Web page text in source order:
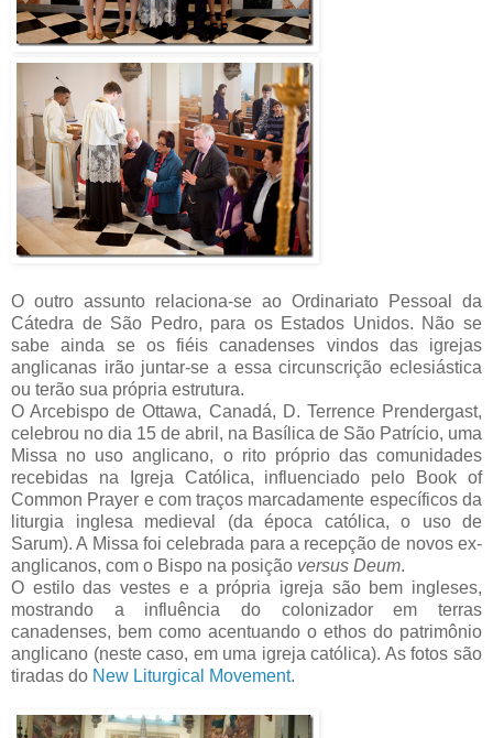
O outro assunto relaciona-se ao Ordinariato Pessoal da
Cátedra de São Pedro, para os Estados Unidos. Não se
sabe ainda se os fiéis canadenses vindos das igrejas
anglicanas irão juntar-se a essa circunscrição eclesiástica
ou terão sua própria estrutura.
O Arcebispo de Ottawa, Canadá, D. Terrence Prendergast,
celebrou no dia 15 de abril, na Basílica de São Patrício, uma
Missa no uso anglicano, o rito próprio das comunidades
recebidas na Igreja Católica, influenciado pelo Book of
Common Prayer e com traços marcadamente específicos da
liturgia inglesa medieval (da época católica, o uso de
Sarum). A Missa foi celebrada para a recepção de novos ex-
anglicanos, com o Bispo na posição versus Deum.
O estilo das vestes e a própria igreja são bem ingleses,
mostrando a influência do colonizador em terras
canadenses, bem como acentuando o ethos do patrimônio
anglicano (neste caso, em uma igreja católica). As fotos são
tiradas do New Liturgical Movement.